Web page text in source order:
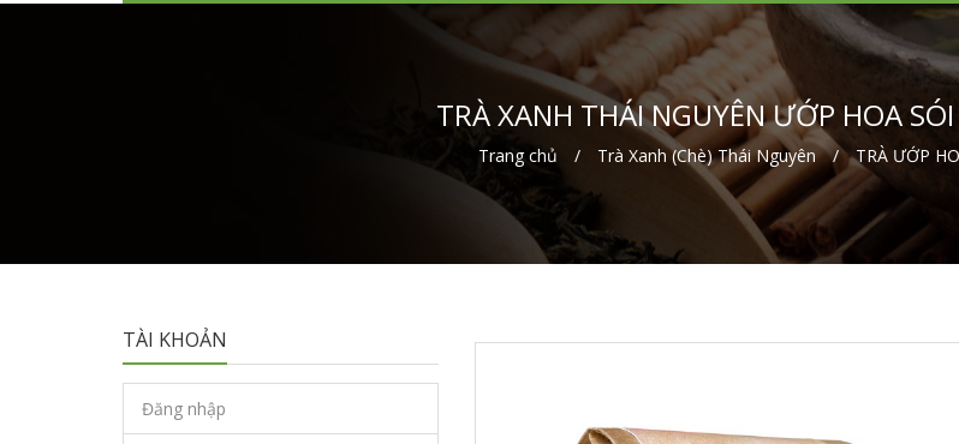
TRÀ XANH THÁI NGUYÊN ƯỚP HOA
Trang chủ Trà Xanh (Chè) Thái Nguyên TRÀ ƯỚP
TÀI KHOẢN
Đăng nhập